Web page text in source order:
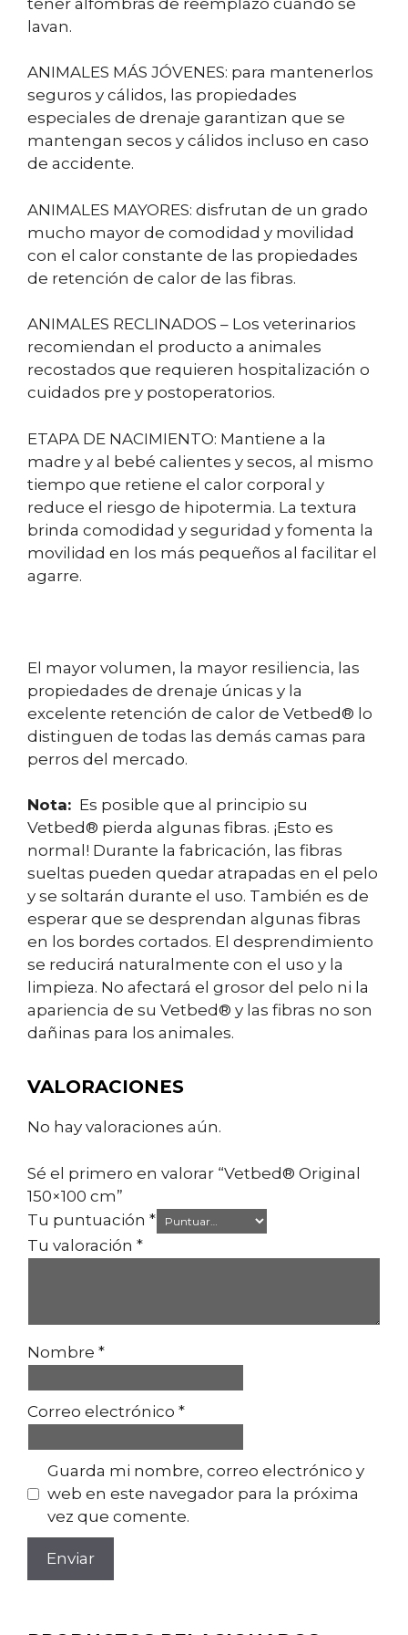
lavan.
ANIMALES MÁS JÓVENES: para mantenerlos
seguros y cálidos, las propiedades
especiales de drenaje garantizan que se
mantengan secos y cálidos incluso en caso
de accidente.
ANIMALES MAYORES: disfrutan de un grado
mucho mayor de comodidad y movilidad
con el calor constante de las propiedades
de retención de calor de las fibras.
ANIMALES RECLINADOS – Los veterinarios
recomiendan el producto a animales
recostados que requieren hospitalización o
cuidados pre y postoperatorios.
ETAPA DE NACIMIENTO: Mantiene a la
madre y al bebé calientes y secos, al mismo
tiempo que retiene el calor corporal y
reduce el riesgo de hipotermia. La textura
brinda comodidad y seguridad y fomenta la
movilidad en los más pequeños al facilitar el
agarre.
El mayor volumen, la mayor resiliencia, las
propiedades de drenaje únicas y la
excelente retención de calor de Vetbed® lo
distinguen de todas las demás camas para
perros del mercado.
Nota: Es posible que al principio su
Vetbed® pierda algunas fibras. ¡Esto es
normal! Durante la fabricación, las fibras
sueltas pueden quedar atrapadas en el pelo
y se soltarán durante el uso. También es de
esperar que se desprendan algunas fibras
en los bordes cortados. El desprendimiento
se reducirá naturalmente con el uso y la
limpieza. No afectará el grosor del pelo ni la
apariencia de su Vetbed® y las fibras no son
dañinas para los animales.
VALORACIONES
No hay valoraciones aún.
Sé el primero en valorar “Vetbed® Original
150×100 cm”
Tu puntuación *
Tu valoración *
Nombre *
Correo electrónico *
Guarda mi nombre, correo electrónico y
web en este navegador para la próxima
vez que comente.